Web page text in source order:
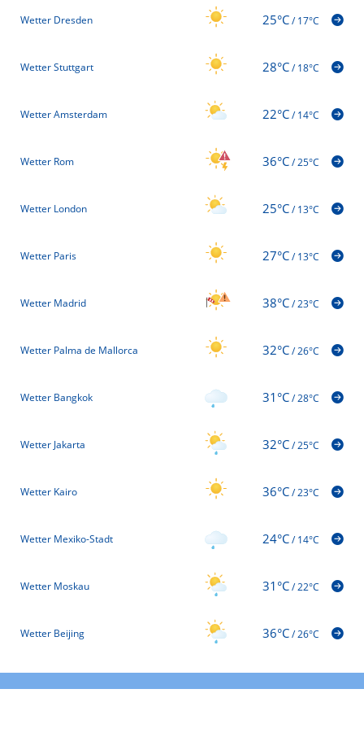
Wetter Dresden 25°C/17°C
Wetter Stuttgart 28°C/18°C
Wetter Amsterdam 22°C/14°C
Wetter Rom 36°C/25°C
Wetter London 25°C/13°C
Wetter Paris 27°C/13°C
Wetter Madrid 38°C/23°C
Wetter Palma de Mallorca 32°C/26°C
Wetter Bangkok 31°C/28°C
Wetter Jakarta 32°C/25°C
Wetter Kairo 36°C/23°C
Wetter Mexiko-Stadt 24°C/14°C
Wetter Moskau 31°C/22°C
Wetter Beijing 36°C/26°C